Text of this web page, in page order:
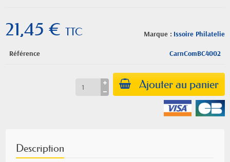
Marque : Issoire Philatelie
21,45 € TTC
Référence CarnComBC4002
Ajouter au panier
Description